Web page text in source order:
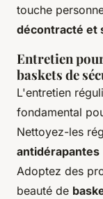
touche
décontracté et
Entretien
baskets de
L'entretien
fondamental
Nettoyez-les
antidérapantes
Adoptez des
beauté de